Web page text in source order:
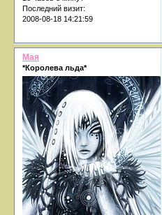
Последний визит:
2008-08-18 14:21:59
Мая
*Королева льда*